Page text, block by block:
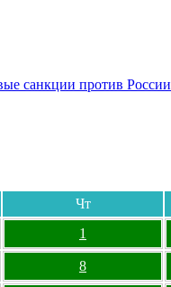
санкции против России
Чт
1
8